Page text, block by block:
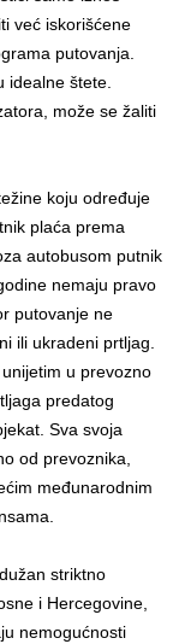
već iskorišćene
putovanja.
idealne štete.
može se žaliti
koju određuje
plaća prema
autobusom putnik
nemaju pravo
putovanje ne
ili ukradeni prtljag.
u prevozno
predatog
Sva svoja
od prevoznika,
međunarodnim
striktno
i Hercegovine,
nemogućnosti